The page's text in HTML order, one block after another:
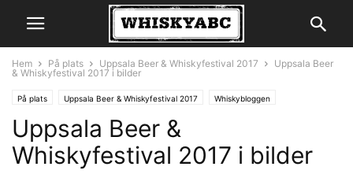
Hem På plats Uppsala Beer & Whiskyfestival 2017
Uppsala Beer
& Whiskyfestival 2017 i bilder
På plats Uppsala Beer & Whiskyfestival 2017 Whiskybloggen
Uppsala Beer &
Whiskyfestival 2017 i bilder